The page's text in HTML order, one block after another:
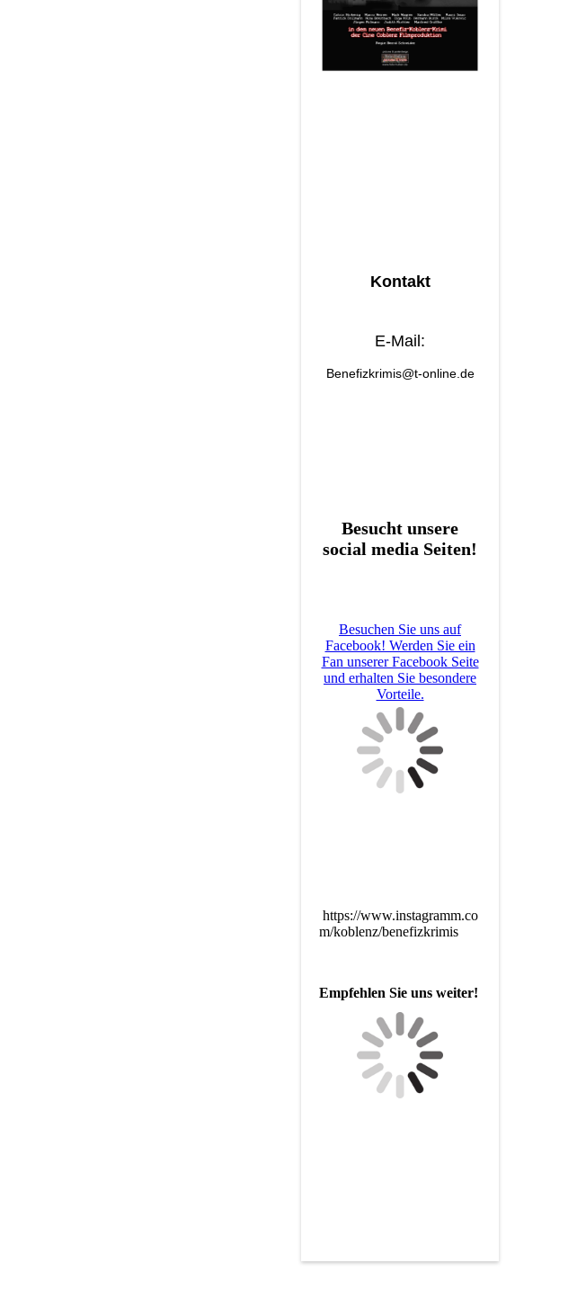
Kontakt
E-Mail:
Benefizkrimis@t-online.de
Besucht unsere
social media Seiten!
Besuchen Sie uns auf
Facebook! Werden Sie ein
Fan unserer Facebook Seite
und erhalten Sie besondere
Vorteile.
https://www.instagramm.co
m/koblenz/benefizkrimis
Empfehlen Sie uns weiter!